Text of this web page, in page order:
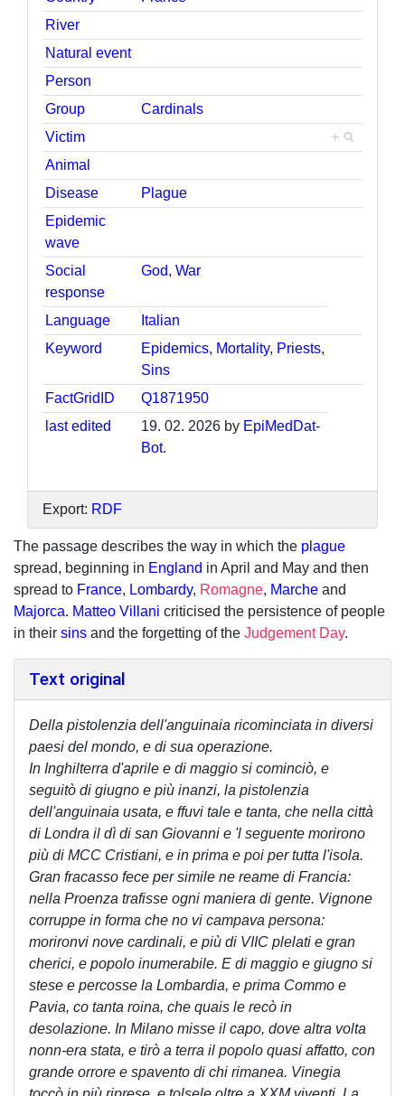
River
Natural event
Person
Group
Cardinals
Victim
+
Animal
Disease
Plague
Epidemic
wave
Social
response
God,War
Language
Italian
Keyword
Epidemics, Mortality, Priests,
Sins
FactGridID
Q1871950
last edited
19. 02. 2026 by EpiMedDat-
Bot.
Export: RDF
The passage describes the way in which the plague
spread, beginning in England in April and May and then
spread to France, Lombardy, Romagne, Marche and
Majorca. Matteo Villani criticised the persistence of people
in their sins and the forgetting of the Judgement Day.
Text original
Della pistolenzia dell'anguinaia ricominciata in diversi
paesi del mondo, e di sua operazione.
In Inghilterra d'aprile e di maggio si cominciò, e
seguitò di giugno e più inanzi, la pistolenzia
dell'anguinaia usata, e ffuvi tale e tanta, che nella città
di Londra il dì di san Giovanni e 'l seguente morirono
più di MCC Cristiani, e in prima e poi per tutta l'isola.
Gran fracasso fece per simile ne reame di Francia:
nella Proenza trafisse ogni maniera di gente. Vignone
corruppe in forma che no vi campava persona:
morironvi nove cardinali, e più di VIIC plelati e gran
cherici, e popolo inumerabile. E di maggio e giugno si
stese e percosse la Lombardia, e prima Commo e
Pavia, co tanta roina, che quais le recò in
desolazione. In Milano misse il capo, dove altra volta
nonn-era stata, e tirò a terra il popolo quasi affatto, con
grande orrore e spavento di chi rimanea. Vinegia